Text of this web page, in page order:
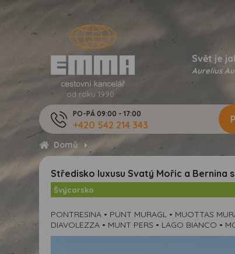
od roku 1990
Svět je
Aurelius
PO-PÁ 09:00 - 17:00
+420 542 214 343
Domů
Středisko luxusu Svatý Mořic a Bernina
Švýcarsko
PONTRESINA • PUNT MURAGL • MUOTTAS
DIAVOLEZZA • MUNT PERS • LAGO BIANCO •